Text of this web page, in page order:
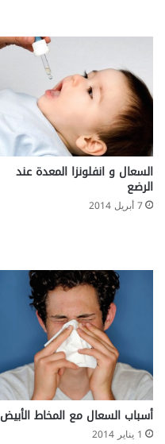
السعال و انفلونزا المعدة عند
الرضع
7 أبريل 2014
أسباب السعال مع المخاط الأبيض
1 يناير 2014